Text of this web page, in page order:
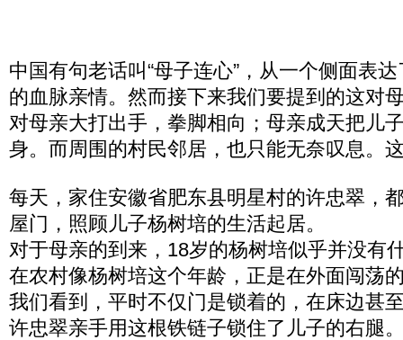
中国有句老话叫“母子连心”，从一个侧面表
的血脉亲情。然而接下来我们要提到的这对
对母亲大打出手，拳脚相向；母亲成天把儿
身。而周围的村民邻居，也只能无奈叹息。
每天，家住安徽省肥东县明星村的许忠翠，
屋门，照顾儿子杨树培的生活起居。
对于母亲的到来，18岁的杨树培似乎并没有
在农村像杨树培这个年龄，正是在外面闯荡
我们看到，平时不仅门是锁着的，在床边甚
许忠翠亲手用这根铁链子锁住了儿子的右腿